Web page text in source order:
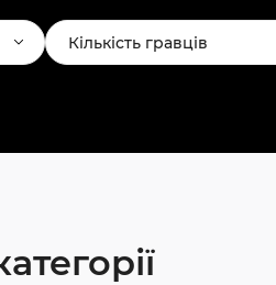
Кількість гравців